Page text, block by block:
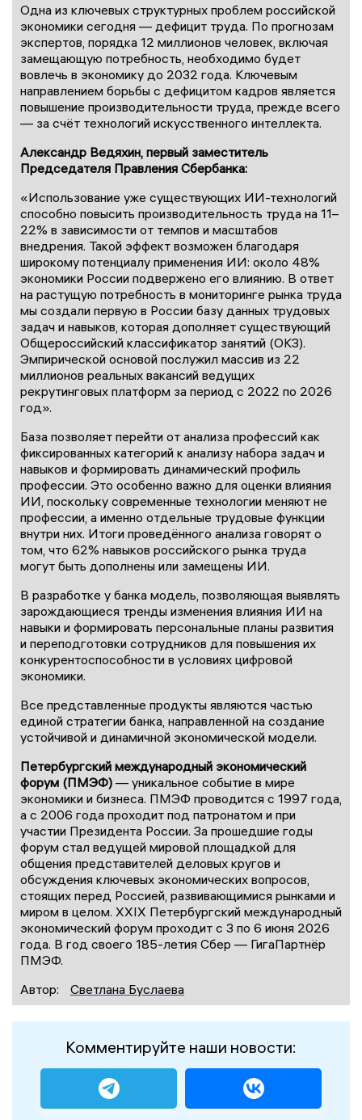
Одна из ключевых структурных проблем российской
экономики сегодня — дефицит труда. По прогнозам
экспертов, порядка 12 миллионов человек, включая
замещающую потребность, необходимо будет
вовлечь в экономику до 2032 года. Ключевым
направлением борьбы с дефицитом кадров является
повышение производительности труда, прежде всего
— за счёт технологий искусственного интеллекта.
Александр Ведяхин, первый заместитель
Председателя Правления Сбербанка:
«Использование уже существующих ИИ-технологий
способно повысить производительность труда на 11–
22% в зависимости от темпов и масштабов
внедрения. Такой эффект возможен благодаря
широкому потенциалу применения ИИ: около 48%
экономики России подвержено его влиянию. В ответ
на растущую потребность в мониторинге рынка труда
мы создали первую в России базу данных трудовых
задач и навыков, которая дополняет существующий
Общероссийский классификатор занятий (ОКЗ).
Эмпирической основой послужил массив из 22
миллионов реальных вакансий ведущих
рекрутинговых платформ за период с 2022 по 2026
год».
База позволяет перейти от анализа профессий как
фиксированных категорий к анализу набора задач и
навыков и формировать динамический профиль
профессии. Это особенно важно для оценки влияния
ИИ, поскольку современные технологии меняют не
профессии, а именно отдельные трудовые функции
внутри них. Итоги проведённого анализа говорят о
том, что 62% навыков российского рынка труда
могут быть дополнены или замещены ИИ.
В разработке у банка модель, позволяющая выявлять
зарождающиеся тренды изменения влияния ИИ на
навыки и формировать персональные планы развития
и переподготовки сотрудников для повышения их
конкурентоспособности в условиях цифровой
экономики.
Все представленные продукты являются частью
единой стратегии банка, направленной на создание
устойчивой и динамичной экономической модели.
Петербургский международный экономический
форум (ПМЭФ) — уникальное событие в мире
экономики и бизнеса. ПМЭФ проводится с 1997 года,
а с 2006 года проходит под патронатом и при
участии Президента России. За прошедшие годы
форум стал ведущей мировой площадкой для
общения представителей деловых кругов и
обсуждения ключевых экономических вопросов,
стоящих перед Россией, развивающимися рынками и
миром в целом. XXIX Петербургский международный
экономический форум проходит с 3 по 6 июня 2026
года. В год своего 185-летия Сбер — ГигаПартнёр
ПМЭФ.
Автор:
Светлана Буслаева
Комментируйте наши новости: